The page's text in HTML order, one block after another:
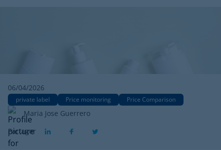
06/04/2026
private label Price monitoring Price Comparison
Maria Jose Guerrero
Partager